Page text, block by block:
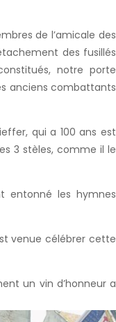
de l’amicale des
des fusillés
notre porte
anciens combattants
qui a 100 ans est
3 stèles, comme il le
entonné les hymnes
venue célébrer cette
un vin d’honneur a